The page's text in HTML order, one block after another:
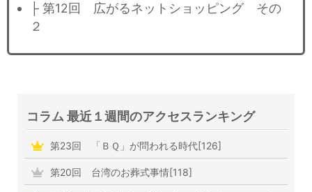
├ 第12回 広がるネットショッピング その
２
コラム 最近１週間のアクセスランキング
第23回 「ＢＱ」が問われる時代[126]
第20回 台湾のお葬式事情[118]